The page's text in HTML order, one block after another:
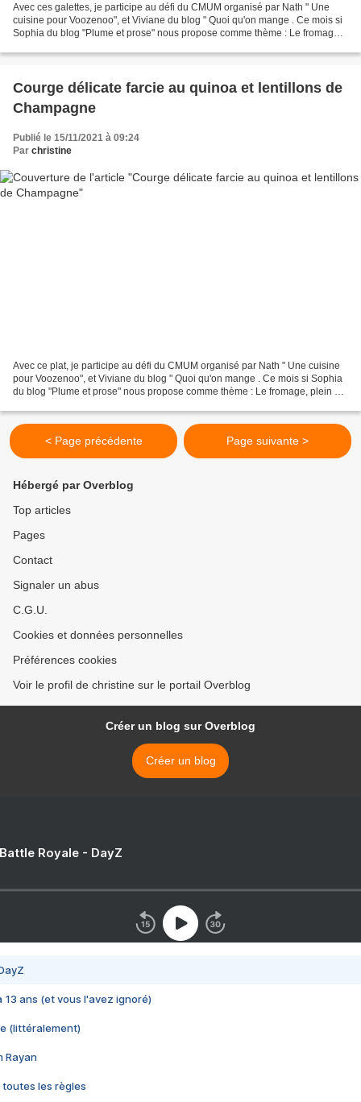
Avec ces galettes, je participe au défi du CMUM organisé par Nath " Une
cuisine pour Voozenoo", et Viviane du blog " Quoi qu'on mange . Ce mois si
Sophia du blog "Plume et prose" nous propose comme thème : Le fromage,
Courge délicate farcie au quinoa et lentillons de
Champagne
Publié le 15/11/2021 à 09:24
Par christine
Avec ce plat, je participe au défi du CMUM organisé par Nath " Une cuisine
pour Voozenoo", et Viviane du blog " Quoi qu'on mange . Ce mois si Sophia
du blog "Plume et prose" nous propose comme thème : Le fromage, plein de
< Page précédente Page suivante >
Hébergé par Overblog
Top articles
Pages
Contact
Signaler un abus
C.G.U.
Cookies et données personnelles
Préférences cookies
Voir le profil de christine sur le portail Overblog
Créer un blog sur Overblog
Créer un blog
Royale - DayZ
13 ans (et vous l'avez ignoré)
(littéralement)
Rayan
toutes les règles